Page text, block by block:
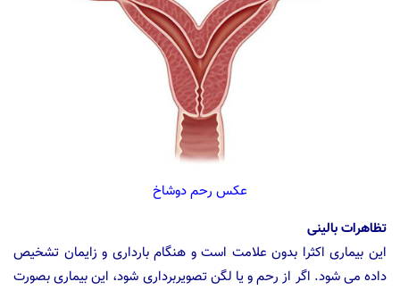
عکس رحم دوشاخ
تظاهرات بالینی
این بیماری اکثرا بدون علامت است و هنگام بارداری و زایمان تشخیص
داده می شود. اگر از رحم و یا لگن تصویربرداری شود، این بیماری بصورت